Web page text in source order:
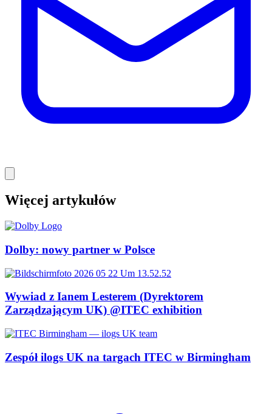
Więcej artykułów
Dolby: nowy partner w Polsce
Wywiad z Ianem Lesterem (Dyrektorem
Zarządzającym UK) @ITEC exhibition
Zespół ilogs UK na targach ITEC w Birmingham